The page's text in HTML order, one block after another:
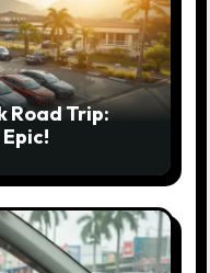
Road Trip: